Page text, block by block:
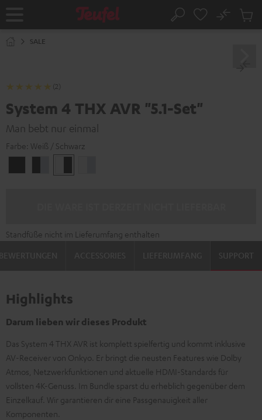
Startseite Suche
No
SALE
(2)
System 4 THX AVR "5.1-Set"
Man bebt nur einmal
Farbe: Weiß / Schwarz
/
Standfüße nicht im Lieferumfang enthalten
SUPPORT
Highlights
Darum lieben wir dieses Produkt
Das System 4 THX AVR ist komplett spielfertig und kommt inklusive
AV-Receiver von Onkyo. Er bringt die neusten Features wie Dolby
Atmos, Netzwerkfunktionen und aktuelle HDMI-Standards für
vollsten 4K-Genuss. Im Bundle sparst du erheblich gegenüber dem
Einzelkauf. Wir garantieren dir eine Passgenauigkeit aller
Komponenten.